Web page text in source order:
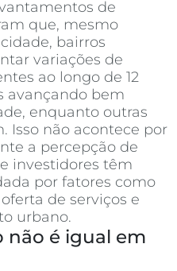
de
que, mesmo
bairros
variações de
ao longo de 12
avançando bem
enquanto outras
Isso não acontece por
a percepção de
investidores têm
por fatores como
de serviços e
urbano.
não é igual em